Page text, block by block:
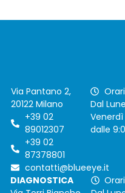
Via Pantano 2,
20122 Milano
+39 02
89012307
+39 02
87378801
contatti@blueeye.it
Orari
Dal
Venerdì
dalle
DIAGNOSTICA
Orari